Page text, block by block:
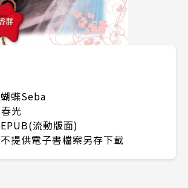
蝴蝶Seba
春光
EPUB(流動版面)
不提供電子書檔案另存下載